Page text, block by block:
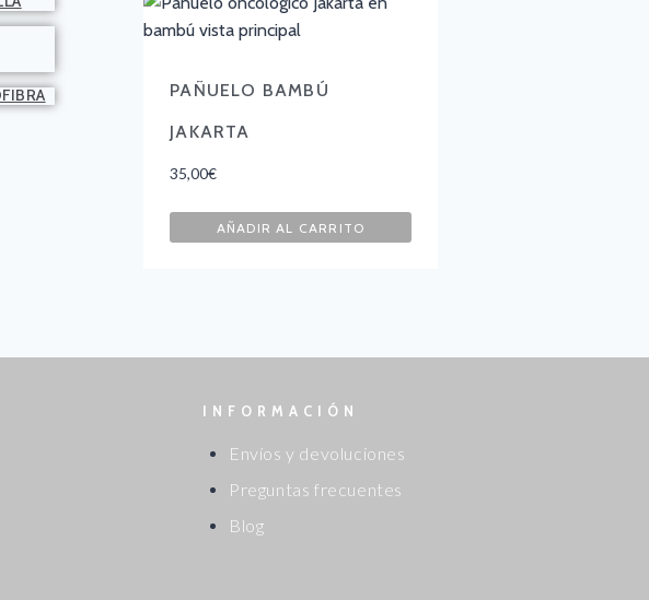
PAÑUELO BAMBÚ
JAKARTA
35,00€
AÑADIR AL CARRITO
INFORMACIÓN
Envíos y devoluciones
Preguntas frecuentes
Blog